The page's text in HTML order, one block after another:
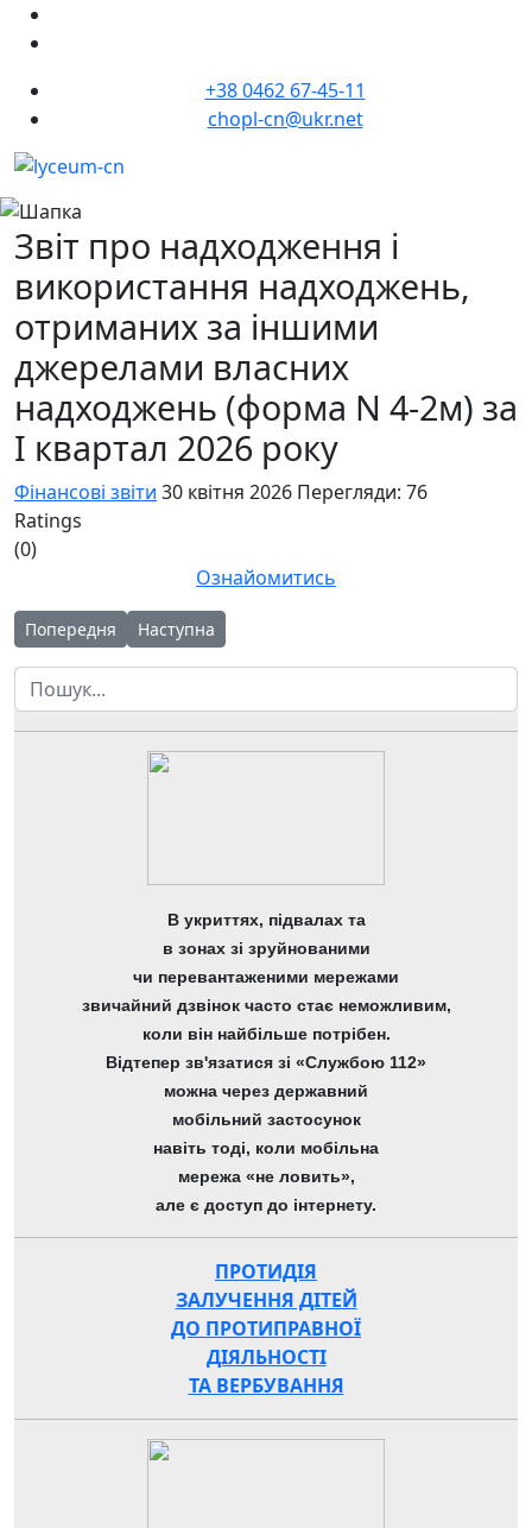
+38 0462 67-45-11
chopl-cn@ukr.net
Звіт про надходження і
використання надходжень,
отриманих за іншими
джерелами власних
надходжень (форма N 4-2м) за
I квартал 2026 року
Фінансові звіти 30 квітня 2026 Перегляди: 76
Ratings
(0)
Ознайомитись
Попередня стаття: Звіт про надходження і використання
Попередня Наступна стаття: Звіт про надходження і
Наступна
Пошук
В укриттях, підвалах та
в зонах зі зруйнованими
чи перевантаженими мережами
звичайний дзвінок часто стає неможливим,
коли він найбільше потрібен.
Відтепер зв'язатися зі «Службою 112»
можна через державний
мобільний застосунок
навіть тоді, коли мобільна
мережа «не ловить»,
але є доступ до інтернету.
ПРОТИДІЯ
ЗАЛУЧЕННЯ ДІТЕЙ
ДО ПРОТИПРАВНОЇ
ДІЯЛЬНОСТІ
ТА ВЕРБУВАННЯ